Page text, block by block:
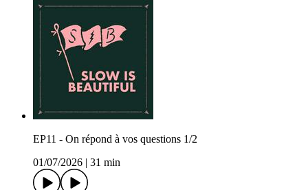
EP11 - On répond à vos questions 1/2
01/07/2026
31 min